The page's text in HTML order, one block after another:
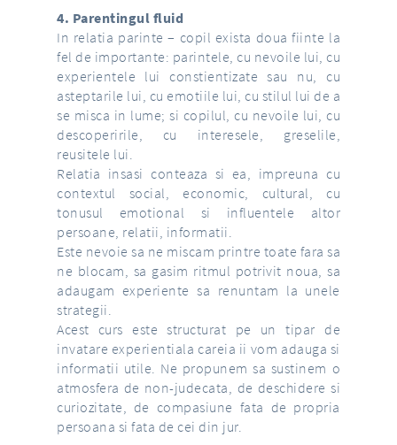
4. Parentingul fluid
In relatia parinte – copil exista doua fiinte la
fel de importante: parintele, cu nevoile lui, cu
experientele lui constientizate sau nu, cu
asteptarile lui, cu emotiile lui, cu stilul lui de a
se misca in lume; si copilul, cu nevoile lui, cu
descoperirile, cu interesele, greselile,
reusitele lui.
Relatia insasi conteaza si ea, impreuna cu
contextul social, economic, cultural, cu
tonusul emotional si influentele altor
persoane, relatii, informatii.
Este nevoie sa ne miscam printre toate fara sa
ne blocam, sa gasim ritmul potrivit noua, sa
adaugam experiente sa renuntam la unele
strategii.
Acest curs este structurat pe un tipar de
invatare experientiala careia ii vom adauga si
informatii utile. Ne propunem sa sustinem o
atmosfera de non-judecata, de deschidere si
curiozitate, de compasiune fata de propria
persoana si fata de cei din jur.